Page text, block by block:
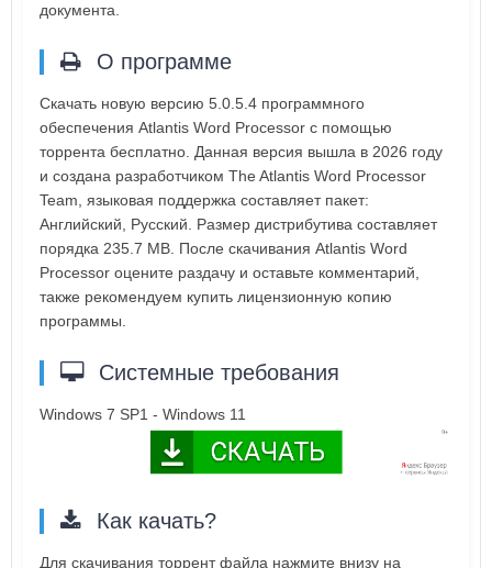
документа.
О программе
Скачать новую версию 5.0.5.4 программного
обеспечения Atlantis Word Processor с помощью
торрента бесплатно. Данная версия вышла в 2026 году
и создана разработчиком The Atlantis Word Processor
Team, языковая поддержка составляет пакет:
Английский, Русский. Размер дистрибутива составляет
порядка 235.7 MB. После скачивания Atlantis Word
Processor оцените раздачу и оставьте комментарий,
также рекомендуем купить лицензионную копию
программы.
Системные требования
Windows 7 SP1 - Windows 11
Как качать?
Для скачивания торрент файла нажмите внизу на